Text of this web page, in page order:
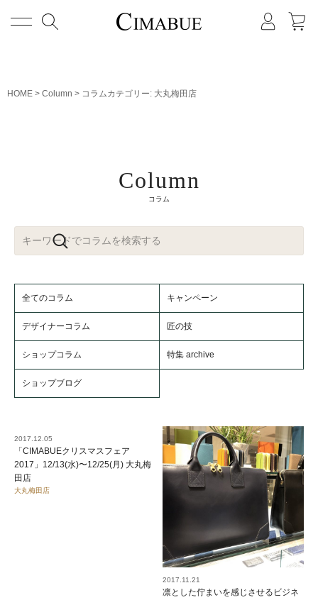
メニュー
HOME Column コラムカテゴリー: 大丸梅田店
Column
コラム
全てのコラム キャンペーン
デザイナーコラム 匠の技
ショップコラム 特集 archive
ショップブログ
2017.12.05
「CIMABUEクリスマスフェア
2017」12/13(水)〜12/25(月) 大丸梅
田店
大丸梅田店
2017.11.21
凛とした佇まいを感じさせるビジネ